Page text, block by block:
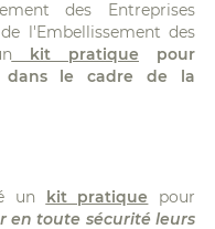
des Entreprises
l'Embellissement des
kit pratique pour
dans le cadre de la
un kit pratique pour
en toute sécurité leurs